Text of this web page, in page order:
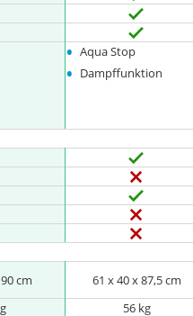
• Aqua Stop
• Dampffunktion
cm 61 x 40 x 87,5 cm
56 kg